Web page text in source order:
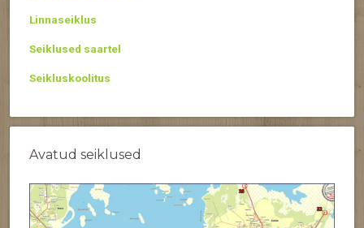
Linnaseiklus
Seiklused saartel
Seikluskoolitus
Avatud seiklused